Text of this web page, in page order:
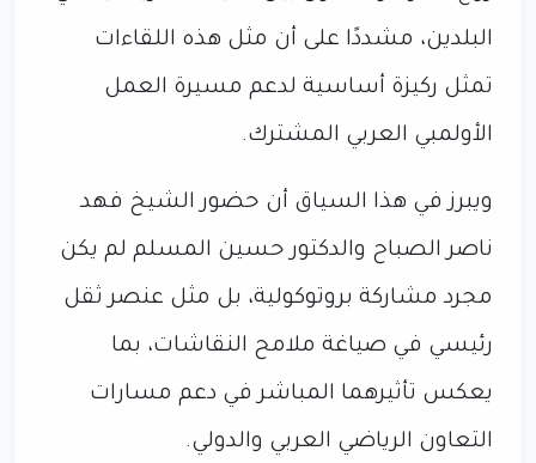
البلدين، مشددًا على أن مثل هذه اللقاءات
تمثل ركيزة أساسية لدعم مسيرة العمل
الأولمبي العربي المشترك.
ويبرز في هذا السياق أن حضور الشيخ فهد
ناصر الصباح والدكتور حسين المسلم لم يكن
مجرد مشاركة بروتوكولية، بل مثل عنصر ثقل
رئيسي في صياغة ملامح النقاشات، بما
يعكس تأثيرهما المباشر في دعم مسارات
التعاون الرياضي العربي والدولي.